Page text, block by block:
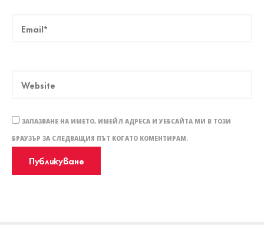
ЗАПАЗВАНЕ НА ИМЕТО, ИМЕЙЛ АДРЕСА И УЕБСАЙТА МИ В ТОЗИ
БРАУЗЪР ЗА СЛЕДВАЩИЯ ПЪТ КОГАТО КОМЕНТИРАМ.